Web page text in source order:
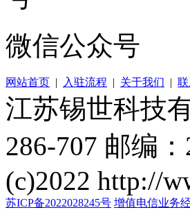
微信公众号
网站首页 | 入驻流程 | 关于我们 |
江苏锡世科技
286-707 邮编
(c)2022 http://
苏ICP备2022028245号 增值电信业务